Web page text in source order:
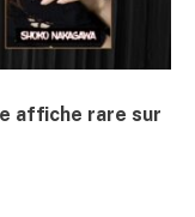
affiche rare sur